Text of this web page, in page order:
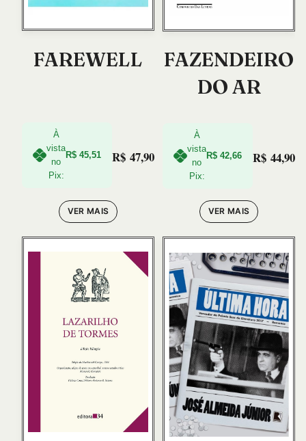
FAREWELL
À
vista
no
Pix:
R$ 45,51 R$ 47,90
VER MAIS
FAZENDEIRO
DO AR
À
vista
no
Pix:
R$ 42,66 R$ 44,90
VER MAIS